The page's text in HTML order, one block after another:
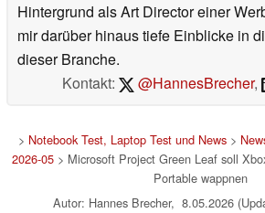
Hintergrund als Art Director einer
mir darüber hinaus tiefe Einblicke in
dieser Branche.
Kontakt:
@HannesBrecher,
> Notebook Test, Laptop Test und News>
2026-05> Microsoft Project Green Leaf soll
Portable wappnen
Autor: Hannes Brecher, 8.05.2026